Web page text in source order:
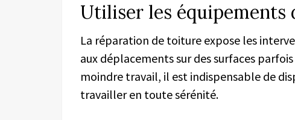
Utiliser les équipements
La réparation de toiture expose les
aux déplacements sur des surfaces
moindre travail, il est indispensable de
travailler en toute sérénité.